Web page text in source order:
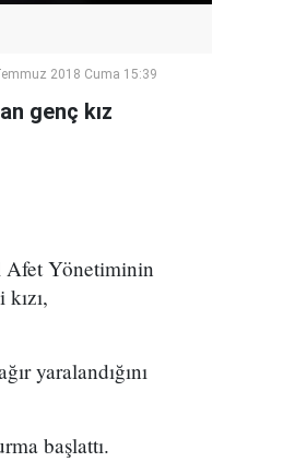
2018 Cuma 15:39
genç kız
Afet Yönetiminin
yaralandığını
başlattı.